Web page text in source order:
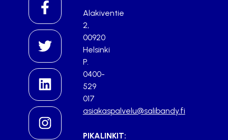
Alakiventie
2,
00920
Helsinki
P.
0400-
529
017
asiakaspalvelu@salibandy.fi
PIKALINKIT: